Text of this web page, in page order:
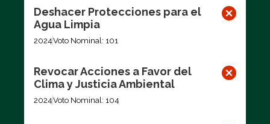
Deshacer Protecciones para el
Agua Limpia
2024Voto Nominal: 101
Revocar Acciones a Favor del
Clima y Justicia Ambiental
2024Voto Nominal: 104